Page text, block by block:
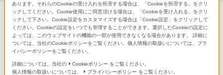
CineAlta 4Kカメラ
PMW-F5
詳細メニュー
対応商品・アクセサリー
あります。それらのCookieの受け入れを拒否する場合は、「Cookieを拒否する」をクリ
ックしてください。Cookie使用にご同意頂ける場合は、「Cookieを受け入れる」をクリ
ックして下さい。Cookie設定をカスタマイズする場合は「Cookie設定」をクリックして
ください。Cookieの設定をいつでも管理することができます。選択したCookieの設定に
よっては、このウェブサイトの機能の一部が使用できなくなる場合があります。 詳細に
ついては、当社のCookieポリシーをご覧ください。個人情報の取扱いについては、プラ
イバシーポリシーをご覧ください。
詳細については、当社の Cookieポリシー をご覧ください。
個人情報の取扱いについては、
プライバシーポリシー をご覧ください。